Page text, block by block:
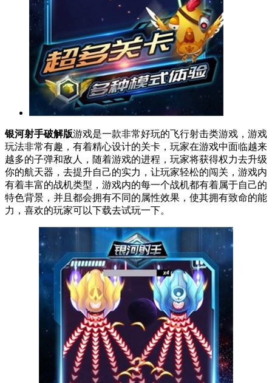
银河射手破解版游戏是一款非常好玩的飞行射击类游戏，游戏
玩法非常有趣，有着精心设计的关卡，玩家在游戏中面临越来
越多的子弹和敌人，随着游戏的进程，玩家将获得权力去升级
你的航天器，去提升自己的实力，让玩家轻松的闯关，游戏内
有着丰富的战机类型，游戏内的每一个战机都有着属于自己的
特色背景，并且都会拥有不同的属性效果，使其拥有致命的能
力，喜欢的玩家可以下载去试玩一下。